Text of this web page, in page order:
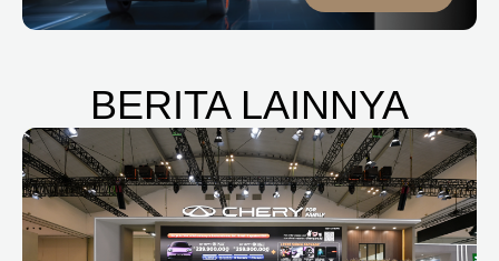
BERITA LAINNYA